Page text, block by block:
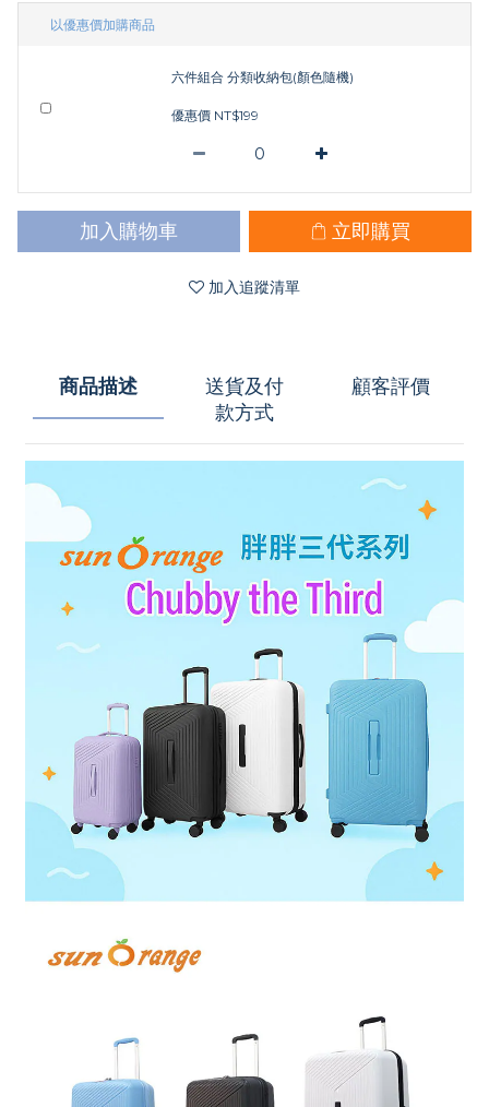
以優惠價加購商品
六件組合 分類收納包(顏色隨機)
優惠價 NT$199
加入購物車 立即購買
加入追蹤清單
商品描述
送貨及付
款方式
顧客評價